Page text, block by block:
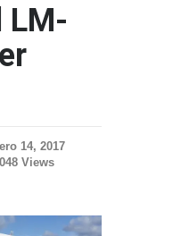
LM-
14, 2017
Views